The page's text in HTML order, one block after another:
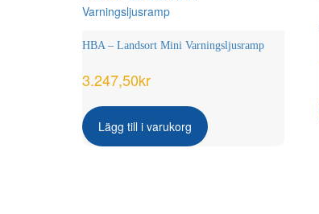
HBA – Landsort Mini Varningsljusramp
3.247,50kr
Lägg till i varukorg